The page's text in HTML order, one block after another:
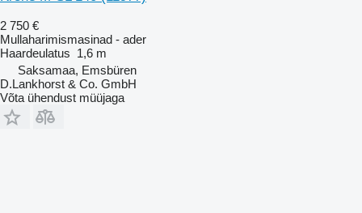
2 750 €
Mullaharimismasinad - ader
Haardeulatus 1,6 m
Saksamaa, Emsbüren
D.Lankhorst & Co. GmbH
Võta ühendust müüjaga